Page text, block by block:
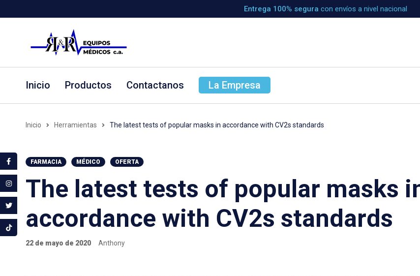
Entrega 100% segura con envíos a nivel nacional
Inicio Productos Contactanos La Empresa
Inicio Herramientas The latest tests of popular masks in accordance with CV2s standards
FARMACIA MÉDICO OFERTA
The latest tests of popular masks
accordance with CV2s standards
22 de mayo de 2020 Anthony